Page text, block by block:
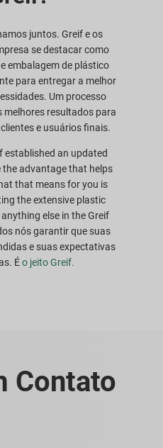
juntos. Greif e os
se destacar como
embalagem de plástico
para entregar a melhor
Um processo
resultados para
e usuários finais.
established an updated
advantage that helps
that means for you is
the extensive plastic
else in the Greif
nós garantir que suas
e suas expectativas
Éo jeito Greif.
Contato